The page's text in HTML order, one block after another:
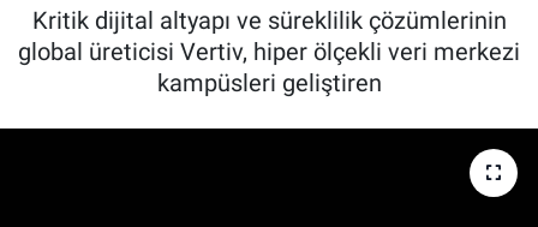
Kritik dijital altyapı ve süreklilik çözümlerinin
global üreticisi Vertiv, hiper ölçekli veri merkezi
kampüsleri geliştiren